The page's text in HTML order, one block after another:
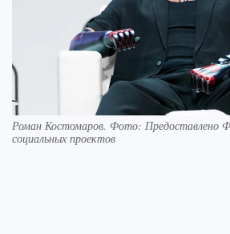
Роман Костомаров. Фото: Предоставлено
социальных проектов